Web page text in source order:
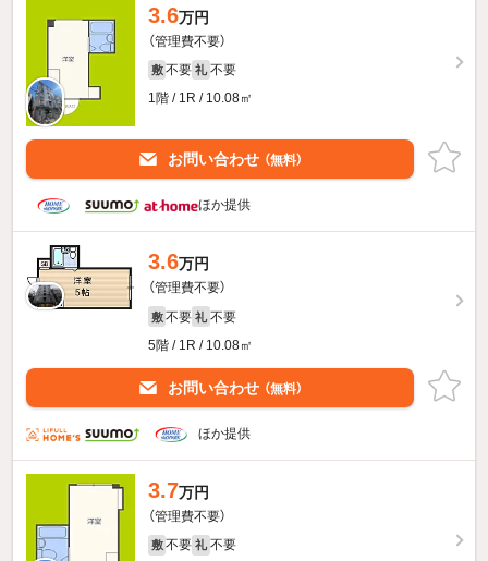
3.6万円
（管理費不要）
敷 不要 礼 不要
1階 / 1R / 10.08㎡
お問い合わせ （無料）
ほか提供
3.6万円
（管理費不要）
敷 不要 礼 不要
5階 / 1R / 10.08㎡
お問い合わせ （無料）
ほか提供
3.7万円
（管理費不要）
敷 不要 礼 不要